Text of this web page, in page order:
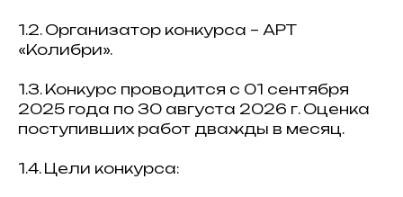
1.2. Организатор конкурса – АРТ
«Колибри».
1.3. Конкурс проводится с 01 сентября
2025 года по 30 августа 2026 г. Оценка
поступивших работ дважды в месяц.
1.4. Цели конкурса: